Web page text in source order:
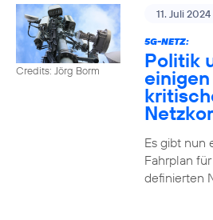
Credits: Jörg Borm
11. Juli 2024
5G-NETZ:
Politik
Es gibt nun
Fahrplan
definierten